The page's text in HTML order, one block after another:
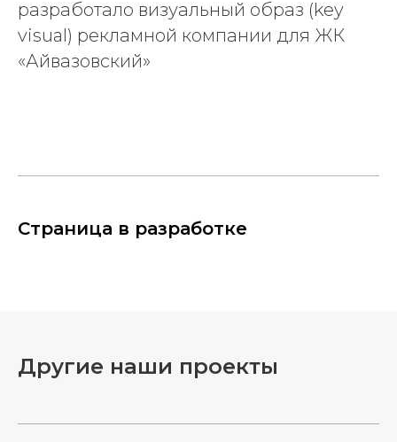
разработало визуальный образ (key
visual) рекламной компании для ЖК
«Айвазовский»
Страница в разработке
Другие наши проекты